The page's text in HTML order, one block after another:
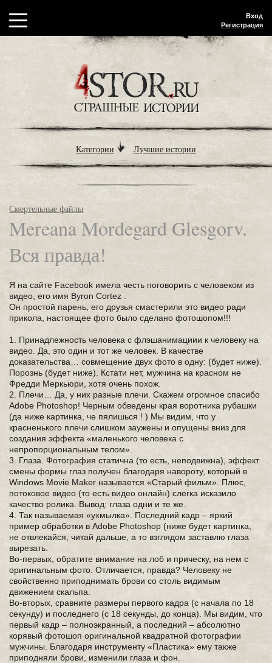
Вход
Регистрация
Категории Лучшие истории
Смертельные файлы
Mereana Mordegard Glesgorv.
Вся правда!
Я на сайте Facebook имела честь поговорить с человеком из
видео, его имя Byron Cortez .
Он простой парень, его друзья смастерили это видео ради
прикола, настоящее фото было сделано фотошопом!!!
1. Принадлежность человека с флэшанимациии к человеку на
видео. Да, это один и тот же человек. В качестве
доказательства… совмещение двух фото в одну: (будет ниже).
Порознь (будет ниже). Кстати нет, мужчина на красном не
Фредди Меркьюри, хотя очень похож.
2. Плечи… Да, у них разные плечи. Скажем огромное спасибо
Adobe Photoshop! Черным обведены края воротника рубашки
(да ниже картинка, че пялишься ! ) Мы видим, что у
красненького плечи слишком заужены и опущены вниз для
создания эффекта «маленького человека с
непропорциональным телом».
3. Глаза. Фотография статична (то есть, неподвижна), эффект
смены формы глаз получен благодаря навороту, который в
Windows Movie Maker называется «Старый фильм». Плюс,
потоковое видео (то есть видео онлайн) слегка исказило
качество ролика. Вывод: глаза одни и те же.
4. Так называемая «ухмылка». Последний кадр – яркий
пример обработки в Adobe Photoshop (ниже будет картинка,
не отвлекайся, читай дальше, а то взглядом заставлю глаза
вырезать.
Во-первых, обратите внимание на лоб и прическу, на нем с
оригинальным фото. Отличается, правда? Человеку не
свойственно приподнимать брови со столь видимым
движением скальпа.
Во-вторых, сравните размеры первого кадра (с начала по 18
секунду) и последнего (с 18 секунды, до конца). Мы видим, что
первый кадр – полноэкранный, а последний – абсолютно
корявый фотошоп оригинальной квадратной фотографии
мужчины. Благодаря инструменту «Пластика» ему также
приподняли брови, изменили глаза и фон.